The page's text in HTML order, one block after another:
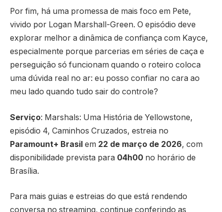
Por fim, há uma promessa de mais foco em Pete,
vivido por Logan Marshall-Green. O episódio deve
explorar melhor a dinâmica de confiança com Kayce,
especialmente porque parcerias em séries de caça e
perseguição só funcionam quando o roteiro coloca
uma dúvida real no ar: eu posso confiar no cara ao
meu lado quando tudo sair do controle?
Serviço: Marshals: Uma História de Yellowstone,
episódio 4, Caminhos Cruzados, estreia no
Paramount+ Brasil em 22 de março de 2026, com
disponibilidade prevista para 04h00 no horário de
Brasília.
Para mais guias e estreias do que está rendendo
conversa no streaming, continue conferindo as